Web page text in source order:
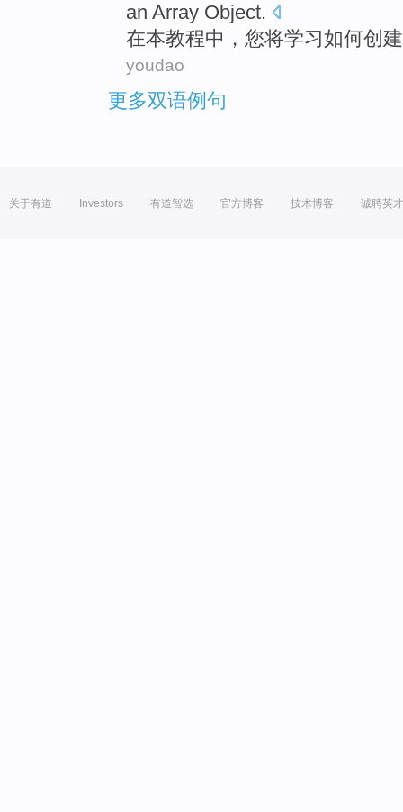
an Array Object.
在本教程中 ， 您将学习 如何创建
youdao
更多双语例句
关于有道 Investors 有道智选 官方博客 技术博客 诚聘英才